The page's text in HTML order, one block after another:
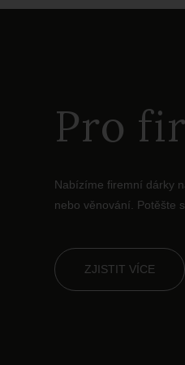
Pro
Nabízíme firemní dárky
nebo věnování. Potěšte
ZJISTIT VÍCE